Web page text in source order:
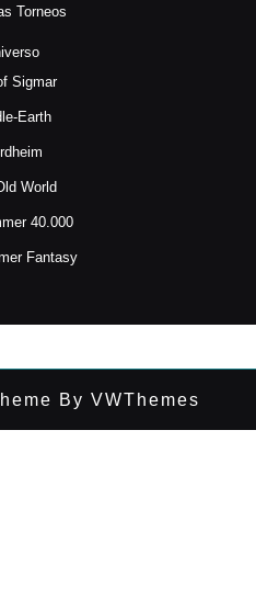
Torneos
Sigmar
Earth
World
40.000
Fantasy
By VWThemes